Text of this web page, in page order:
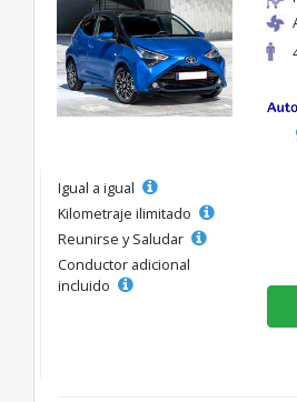
38€/día.
Igual a igual
Kilometraje ilimitado
Reunirse y Saludar
Conductor adicional
incluido